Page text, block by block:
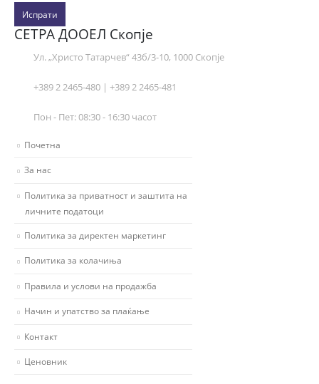
Испрати
СЕТРА ДООЕЛ Скопје
Ул. „Христо Татарчев“ 43б/3-10, 1000 Скопје
+389 2 2465-480 | +389 2 2465-481
Пон - Пет: 08:30 - 16:30 часот
Почетна
За нас
Политика за приватност и заштита на
личните податоци
Политика за директен маркетинг
Политика за колачиња
Правила и услови на продажба
Начин и упатство за плаќање
Контакт
Ценовник